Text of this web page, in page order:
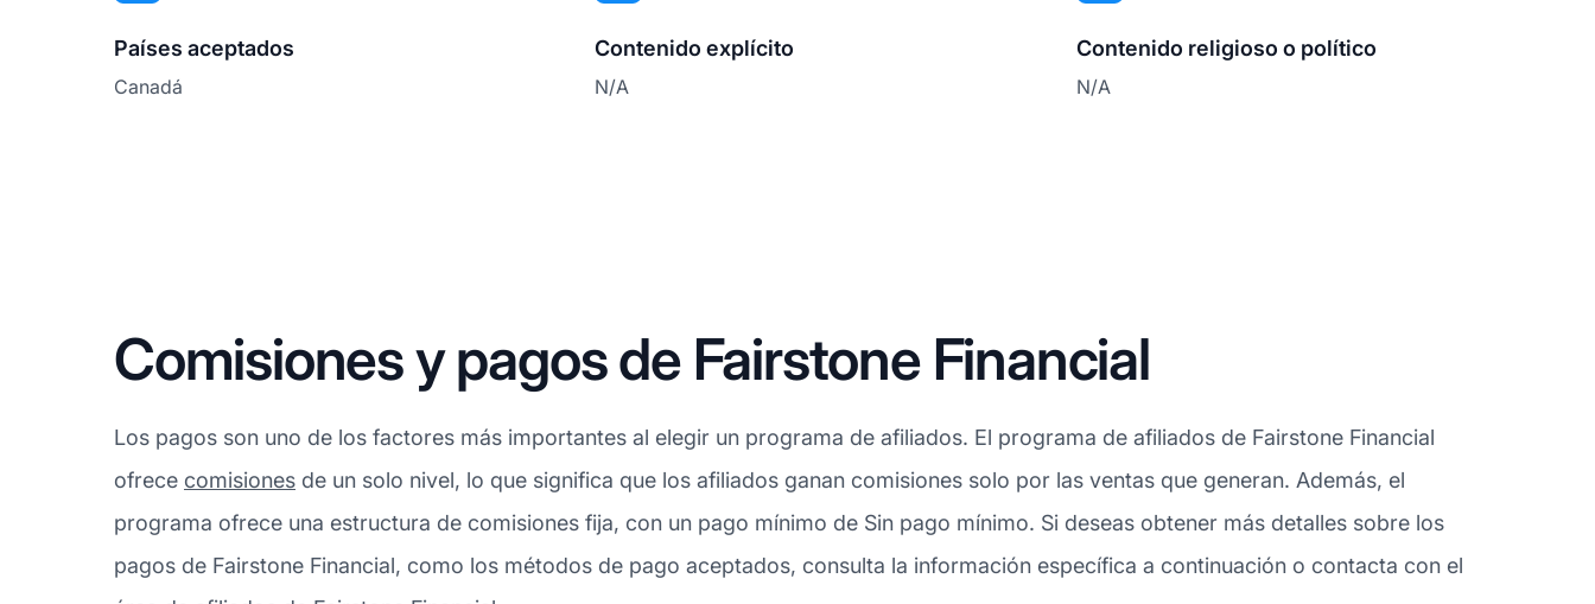
Países aceptados
Canadá
Contenido explícito
N/A
Contenido religioso o político
N/A
Comisiones y pagos de Fairstone Financial
Los pagos son uno de los factores más importantes al elegir un programa de afiliados. El programa de afiliados de Fairstone Financial
ofrece comisiones de un solo nivel, lo que significa que los afiliados ganan comisiones solo por las ventas que generan. Además, el
programa ofrece una estructura de comisiones fija, con un pago mínimo de Sin pago mínimo. Si deseas obtener más detalles sobre los
pagos de Fairstone Financial, como los métodos de pago aceptados, consulta la información específica a continuación o contacta con el